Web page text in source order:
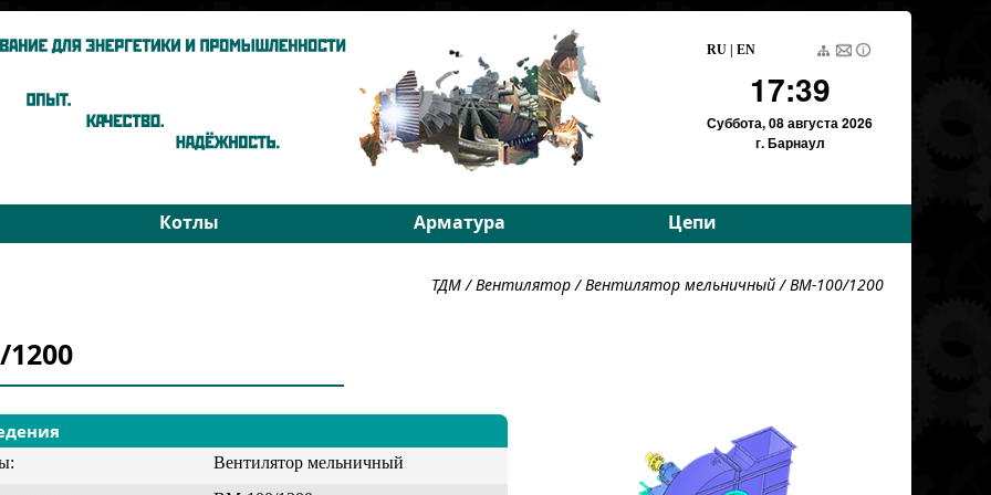
RU EN
17:39
Суббота,08 августа 2026
г. Барнаул
Котлы Арматура Цепи
На высокие параметры
Тяговые пластинчатые
Грузовые пластинчатые
Для энергетики
ТДМ/Вентилятор/Вентилятор мельничный/ ВМ-100/1200
Вентилятор мельничный